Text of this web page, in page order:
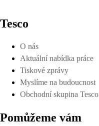
Tesco
O nás
Aktuální nabídka práce
Tiskové zprávy
Myslíme na budoucnost
Obchodní skupina Tesco
Pomůžeme vám